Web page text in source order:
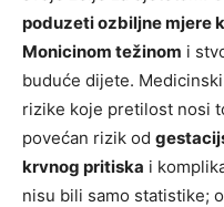
poduzeti ozbiljne mjere
Monicinom težinom i
buduće dijete.
rizike koje pretilost nosi
povećan rizik od
krvnog pritiska i
nisu bili samo statistike;